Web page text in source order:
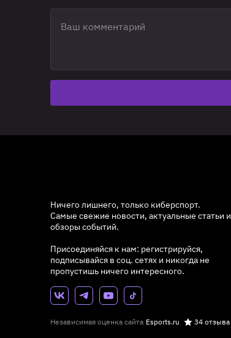
Ничего лишнего, только киберспорт.
Самые свежие новости, актуальные статьи и
обзоры событий.
Присоединяйся к нам: регистрируйся,
подписывайся в соц. сетях и никогда не
пропустишь ничего интересного.
Независимая оценка сайта Esports.ru 34 отзыва